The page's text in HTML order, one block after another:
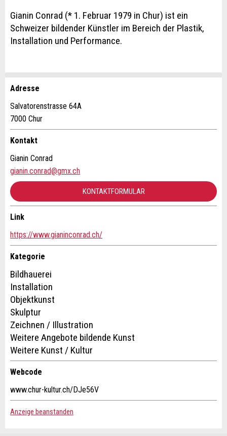
Gianin Conrad (* 1. Februar 1979 in Chur) ist ein
Schweizer bildender Künstler im Bereich der Plastik,
Installation und Performance.
Anzeige beanstanden
Allgemeines Feedback
Anzeige nicht mehr gültig
Anzeige unvollständig
Nachricht
Zur Qualitätssicherung wird eine Kopie der E-Mail an
guidle übermittelt.
Anzeige weiterempfehlen
* Eingabe erforderlich
ANZEIGE WEITEREMPFEHLEN
Schliessen
Adresse
Salvatorenstrasse 64A
7000 Chur
Kontakt
Gianin Conrad
gianin.conrad@gmx.ch
KONTAKTFORMULAR
Kontakt
Verfassen Sie eine Nachricht für die Kontaktpersonen dieser
Link
https://www.gianinconrad.ch/
Kategorie
Bildhauerei
Installation
Objektkunst
Skulptur
Zeichnen / Illustration
Weitere Angebote bildende Kunst
Weitere Kunst / Kultur
Webcode
www.chur-kultur.ch/DJe56V
Anzeige beanstanden